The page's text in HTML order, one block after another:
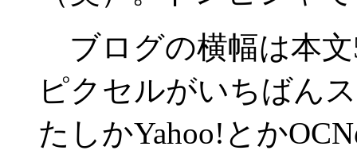
ブログの横幅は本文
ピクセルがいちばん
たしかYahoo!とか